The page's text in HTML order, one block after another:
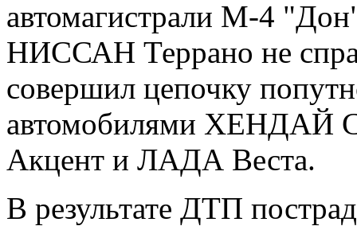
автомагистрали М-4
НИССАН Террано не
совершил цепочку
автомобилями
Акцент и ЛАДА Веста.
В результате ДТП